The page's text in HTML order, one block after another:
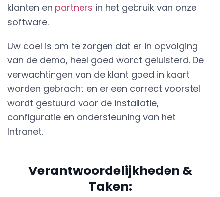
klanten en partners in het gebruik van onze
software.
Uw doel is om te zorgen dat er in opvolging
van de demo, heel goed wordt geluisterd. De
verwachtingen van de klant goed in kaart
worden gebracht en er een correct voorstel
wordt gestuurd voor de installatie,
configuratie en ondersteuning van het
Intranet.
Verantwoordelijkheden &
Taken: